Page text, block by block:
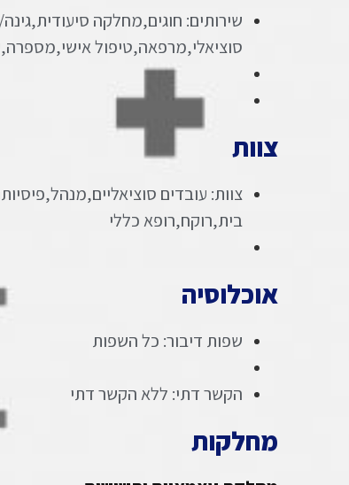
שירותים: חוגים,מחלקה
סוציאלי,מרפאה,טיפול
צוות
צוות: עובדים
בית,רוקח,רופא כללי
אוכלוסיה
שפות דיבור: כל השפות
הקשר דתי: ללא הקשר דתי
מחלקות